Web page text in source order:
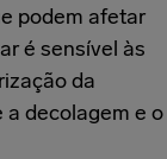
podem afetar
é sensível às
da
decolagem e o